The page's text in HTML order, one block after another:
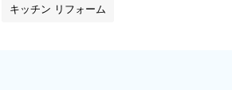
キッチン リフォーム